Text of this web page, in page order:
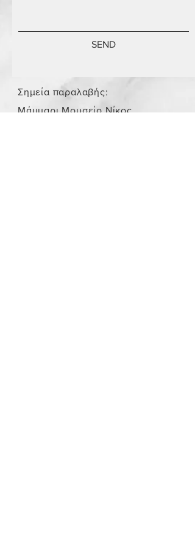
SEND
Σημεία παραλαβής:
Μάμμαρι Μουσείο Νίκος